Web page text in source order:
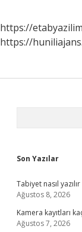
https://
https://
Son Yazılar
Tabiyet nasıl yazılır
Ağustos 8, 2026
Kamera kayıtları
Ağustos 7, 2026